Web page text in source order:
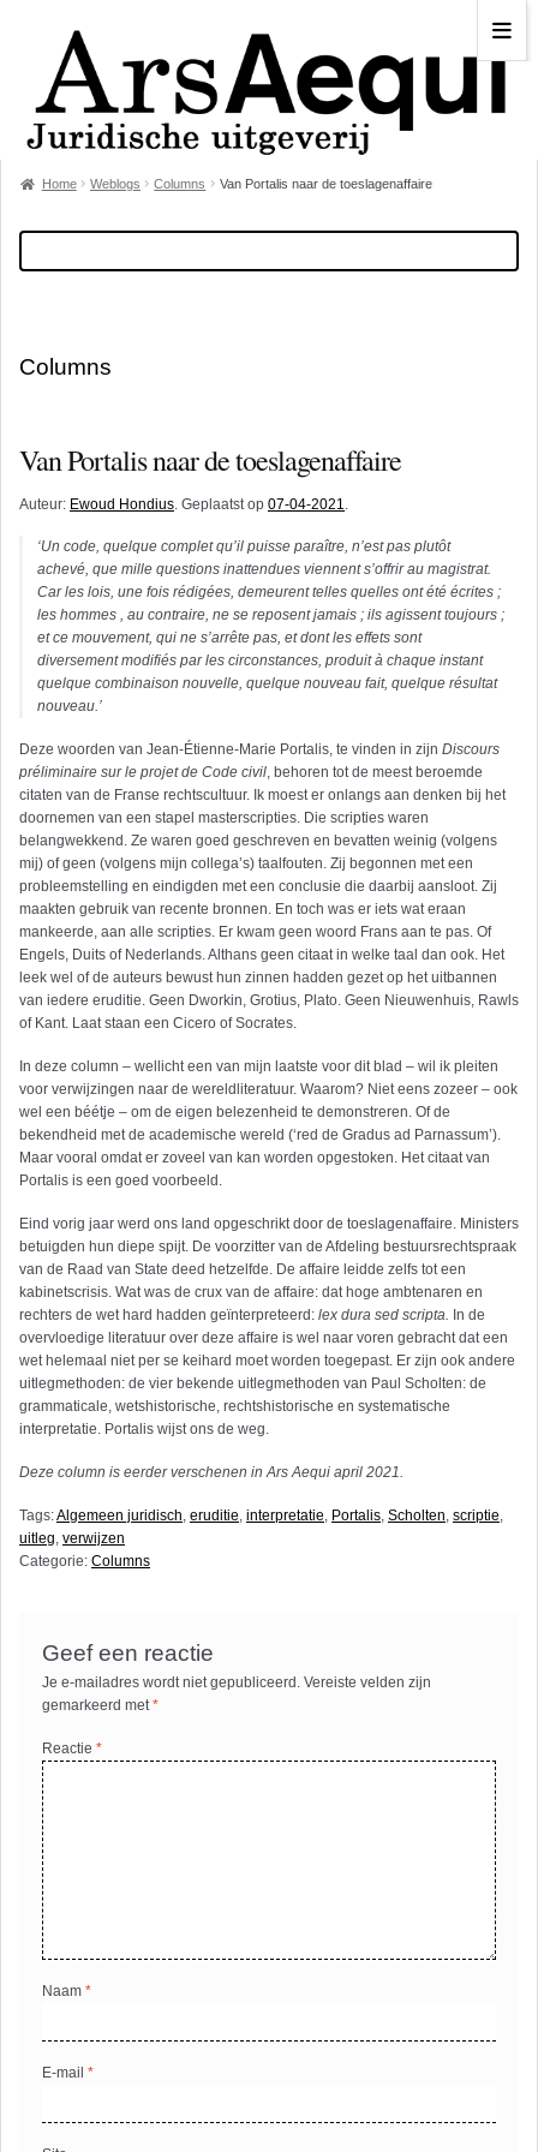
Home Weblogs Columns Van Portalis naar de toeslagenaffaire
Columns
Van Portalis naar de toeslagenaffaire
Auteur: Ewoud Hondius. Geplaatst op 07-04-2021.
‘Un code, quelque complet qu’il puisse paraître, n’est pas plutôt
achevé, que mille questions inattendues viennent s’offrir au magistrat.
Car les lois, une fois rédigées, demeurent telles quelles ont été écrites ;
les hommes , au contraire, ne se reposent jamais ; ils agissent toujours ;
et ce mouvement, qui ne s’arrête pas, et dont les effets sont
diversement modifiés par les circonstances, produit à chaque instant
quelque combinaison nouvelle, quelque nouveau fait, quelque résultat
nouveau.’
Deze woorden van Jean-Étienne-Marie Portalis, te vinden in zijn Discours
préliminaire sur le projet de Code civil, behoren tot de meest beroemde
citaten van de Franse rechtscultuur. Ik moest er onlangs aan denken bij het
doornemen van een stapel masterscripties. Die scripties waren
belangwekkend. Ze waren goed geschreven en bevatten weinig (volgens
mij) of geen (volgens mijn collega’s) taalfouten. Zij begonnen met een
probleemstelling en eindigden met een conclusie die daarbij aansloot. Zij
maakten gebruik van recente bronnen. En toch was er iets wat eraan
mankeerde, aan alle scripties. Er kwam geen woord Frans aan te pas. Of
Engels, Duits of Nederlands. Althans geen citaat in welke taal dan ook. Het
leek wel of de auteurs bewust hun zinnen hadden gezet op het uitbannen
van iedere eruditie. Geen Dworkin, Grotius, Plato. Geen Nieuwenhuis, Rawls
of Kant. Laat staan een Cicero of Socrates.
In deze column – wellicht een van mijn laatste voor dit blad – wil ik pleiten
voor verwijzingen naar de wereldliteratuur. Waarom? Niet eens zozeer – ook
wel een béétje – om de eigen belezenheid te demonstreren. Of de
bekendheid met de academische wereld (‘red de Gradus ad Parnassum’).
Maar vooral omdat er zoveel van kan worden opgestoken. Het citaat van
Portalis is een goed voorbeeld.
Eind vorig jaar werd ons land opgeschrikt door de toeslagenaffaire. Ministers
betuigden hun diepe spijt. De voorzitter van de Afdeling bestuursrechtspraak
van de Raad van State deed hetzelfde. De affaire leidde zelfs tot een
kabinetscrisis. Wat was de crux van de affaire: dat hoge ambtenaren en
rechters de wet hard hadden geïnterpreteerd: lex dura sed scripta. In de
overvloedige literatuur over deze affaire is wel naar voren gebracht dat een
wet helemaal niet per se keihard moet worden toegepast. Er zijn ook andere
uitlegmethoden: de vier bekende uitlegmethoden van Paul Scholten: de
grammaticale, wetshistorische, rechtshistorische en systematische
interpretatie. Portalis wijst ons de weg.
Deze column is eerder verschenen in Ars Aequi april 2021.
Tags:Algemeen juridisch, eruditie, interpretatie, Portalis, Scholten, scriptie,
uitleg, verwijzen
Categorie: Columns
Geef een reactie
Je e-mailadres wordt niet gepubliceerd. Vereiste velden zijn
gemarkeerd met*
Reactie*
Naam*
E-mail*